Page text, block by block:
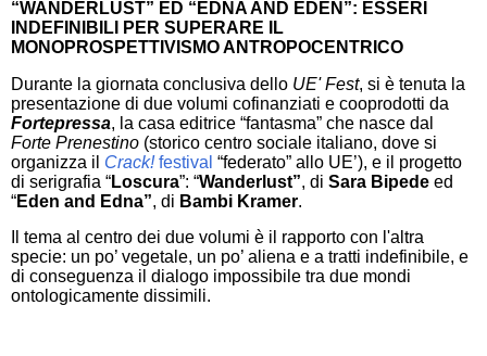
“WANDERLUST” ED “EDNA AND EDEN”: ESSERI
INDEFINIBILI PER SUPERARE IL
MONOPROSPETTIVISMO ANTROPOCENTRICO
Durante la giornata conclusiva dello UE' Fest, si è tenuta la
presentazione di due volumi cofinanziati e cooprodotti da
Fortepressa, la casa editrice “fantasma” che nasce dal
Forte Prenestino (storico centro sociale italiano, dove si
organizza il Crack!festival “federato” allo UE’), e il progetto
di serigrafia “Loscura”: “Wanderlust”, di Sara Bipede ed
“Eden and Edna”, di Bambi Kramer.
Il tema al centro dei due volumi è il rapporto con l'altra
specie: un po’ vegetale, un po’ aliena e a tratti indefinibile, e
di conseguenza il dialogo impossibile tra due mondi
ontologicamente dissimili.